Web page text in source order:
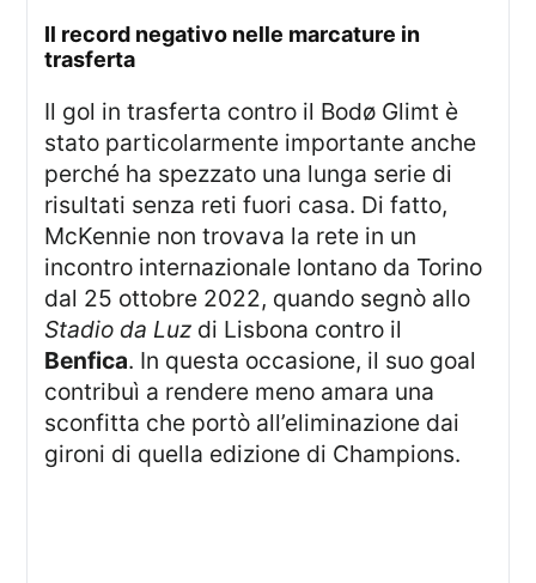
il record negativo nelle marcature in
trasferta
Il gol in trasferta contro il Bodø Glimt è
stato particolarmente importante anche
perché ha spezzato una lunga serie di
risultati senza reti fuori casa. Di fatto,
McKennie non trovava la rete in un
incontro internazionale lontano da Torino
dal 25 ottobre 2022, quando segnò allo
Stadio da Luz di Lisbona contro il
Benfica. In questa occasione, il suo goal
contribuì a rendere meno amara una
sconfitta che portò all’eliminazione dai
gironi di quella edizione di Champions.